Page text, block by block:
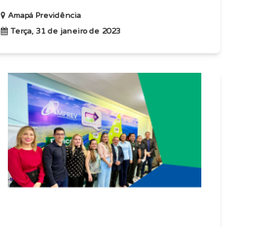
Amapá Previdência
Terça, 31 de janeiro de 2023